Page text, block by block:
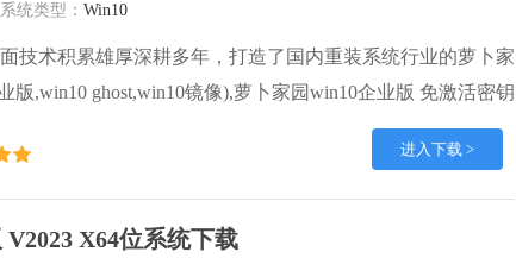
系统类型： Win10
技术积累雄厚深耕多年，打造了国内重装系统行业的萝卜家
版,win10 ghost,win10镜像),萝卜家园win10企业版 免激活密钥
X64位系统下载,其系统口碑得到许多人认可，积累了广大的
win10纯净版是一款稳定流畅的系统,一直以来都以用户为中
团队推出的萝卜家园
进入下载 >
X64位系统下载